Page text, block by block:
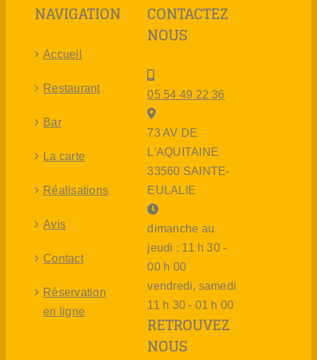
NAVIGATION
Accueil
Restaurant
Bar
La carte
Réalisations
Avis
Contact
Réservation
en ligne
CONTACTEZ
NOUS
05 54 49 22 36
73 AV DE
L'AQUITAINE
33560 SAINTE-
EULALIE
dimanche au
jeudi : 11 h 30 -
00 h 00
vendredi, samedi
11 h 30 - 01 h 00
RETROUVEZ
NOUS